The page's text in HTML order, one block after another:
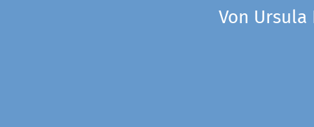
Von Ursula